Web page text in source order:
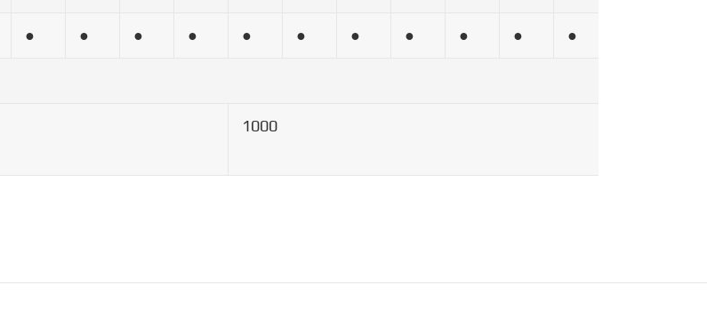
● ● ● ● ● ● ● ● ● ● ●
1000